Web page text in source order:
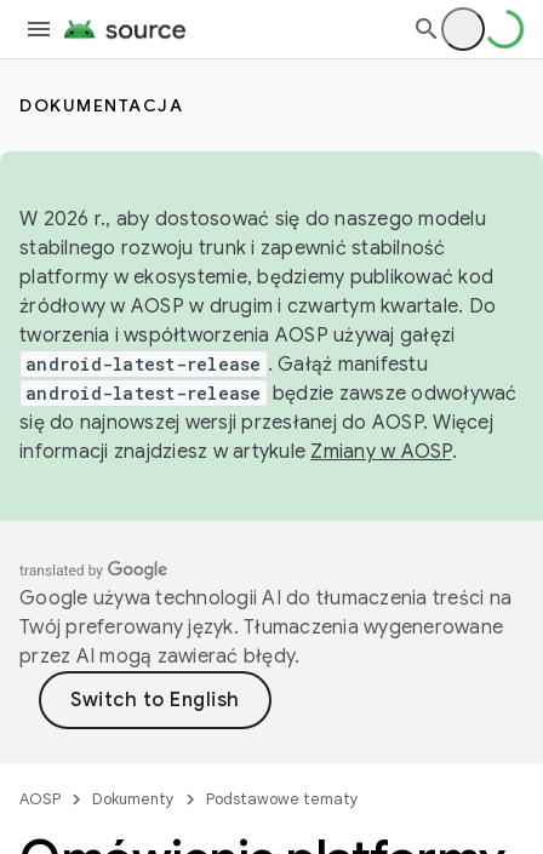
DOKUMENTACJA
W 2026 r., aby dostosować się do naszego modelu
stabilnego rozwoju trunk i zapewnić stabilność
platformy w ekosystemie, będziemy publikować kod
źródłowy w AOSP w drugim i czwartym kwartale. Do
tworzenia i współtworzenia AOSP używaj gałęzi
android-latest-release . Gałąź manifestu
android-latest-release będzie zawsze odwoływać
się do najnowszej wersji przesłanej do AOSP. Więcej
informacji znajdziesz w artykule Zmiany w AOSP.
Google używa technologii AI do tłumaczenia treści na
Twój preferowany język. Tłumaczenia wygenerowane
przez AI mogą zawierać błędy.
AOSP Dokumenty Podstawowe tematy